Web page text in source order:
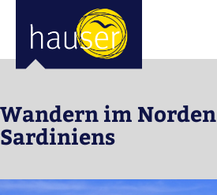
Wandern im Norden
Sardiniens